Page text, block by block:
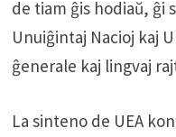
de tiam ĝis hodiaŭ, ĝi
Unuiĝintaj Nacioj kaj
ĝenerale kaj lingvaj
La sinteno de UEA